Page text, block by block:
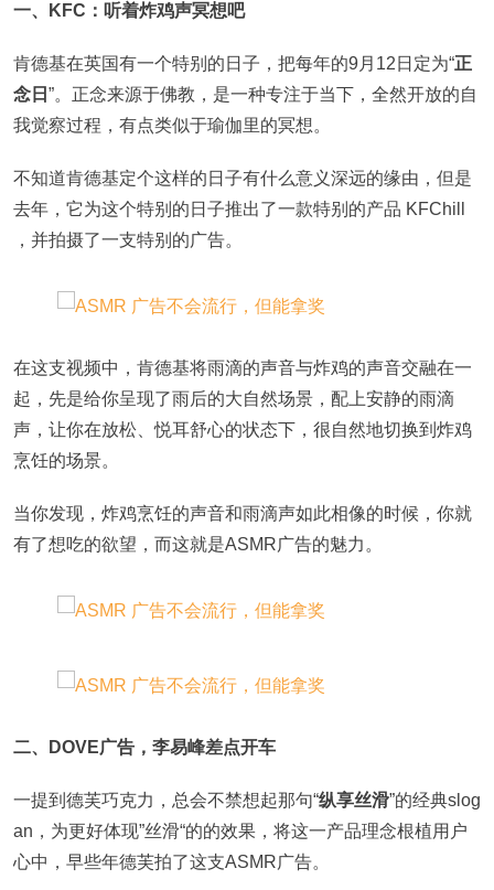
一、KFC：听着炸鸡声冥想吧
肯德基在英国有一个特别的日子，把每年的9月12日定为“正
念日 ”。正念来源于佛教，是一种专注于当下，全然开放的自
我觉察过程，有点类似于瑜伽里的冥想。
不知道肯德基定个这样的日子有什么意义深远的缘由，但是
去年，它为这个特别的日子推出了一款特别的产品 KFChill
，并拍摄了一支特别的广告。
在这支视频中，肯德基将雨滴的声音与炸鸡的声音交融在一
起，先是给你呈现了雨后的大自然场景，配上安静的雨滴
声，让你在放松、悦耳舒心的状态下，很自然地切换到炸鸡
烹饪的场景。
当你发现，炸鸡烹饪的声音和雨滴声如此相像的时候，你就
有了想吃的欲望，而这就是ASMR广告的魅力。
二、DOVE广告，李易峰差点开车
一提到德芙巧克力，总会不禁想起那句“纵享丝滑”的经典slog
an，为更好体现”丝滑“的的效果，将这一产品理念根植用户
心中，早些年德芙拍了这支ASMR广告。